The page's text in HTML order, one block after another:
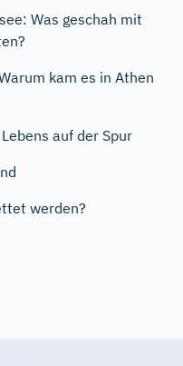
Was geschah mit
kam es in Athen
auf der Spur
werden?